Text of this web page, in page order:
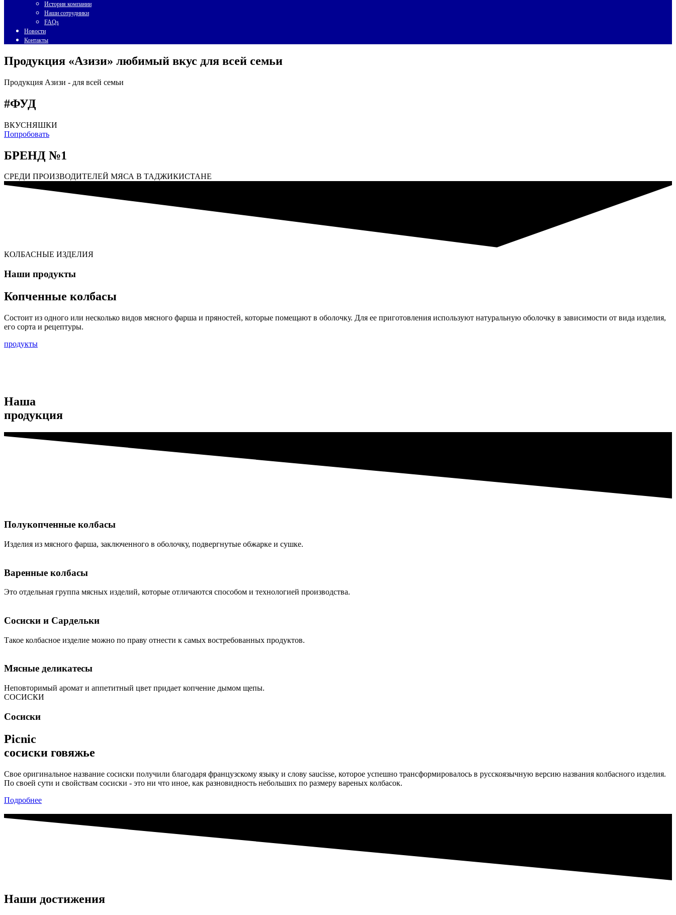
История компании
Наши сотрудники
FAQs
Новости
Контакты
Продукция «Азизи» любимый вкус для всей семьи
Продукция Азизи - для всей семьи
#ФУД
ВКУСНЯШКИ
Попробовать
БРЕНД №1
СРЕДИ ПРОИЗВОДИТЕЛЕЙ МЯСА В ТАДЖИКИСТАНЕ
КОЛБАСНЫЕ ИЗДЕЛИЯ
Наши продукты
Копченные колбасы
Состоит из одного или несколько видов мясного фарша и пряностей, которые помещают в оболочку. Для ее приготовления используют натуральную оболочку в зависимости от вида изделия,
его сорта и рецептуры.
продукты
Наша
продукция
Полукопченные колбасы
Изделия из мясного фарша, заключенного в оболочку, подвергнутые обжарке и сушке.
Варенные колбасы
Это отдельная группа мясных изделий, которые отличаются способом и технологией производства.
Сосиски и Сардельки
Такое колбасное изделие можно по праву отнести к самых востребованных продуктов.
Мясные деликатесы
Неповторимый аромат и аппетитный цвет придает копчение дымом щепы.
СОСИСКИ
Сосиски
Picnic
сосиски говяжье
Свое оригинальное название сосиски получили благодаря французскому языку и слову saucisse, которое успешно трансформировалось в русскоязычную версию названия колбасного изделия.
По своей сути и свойствам сосиски - это ни что иное, как разновидность небольших по размеру вареных колбасок.
Подробнее
Наши достижения